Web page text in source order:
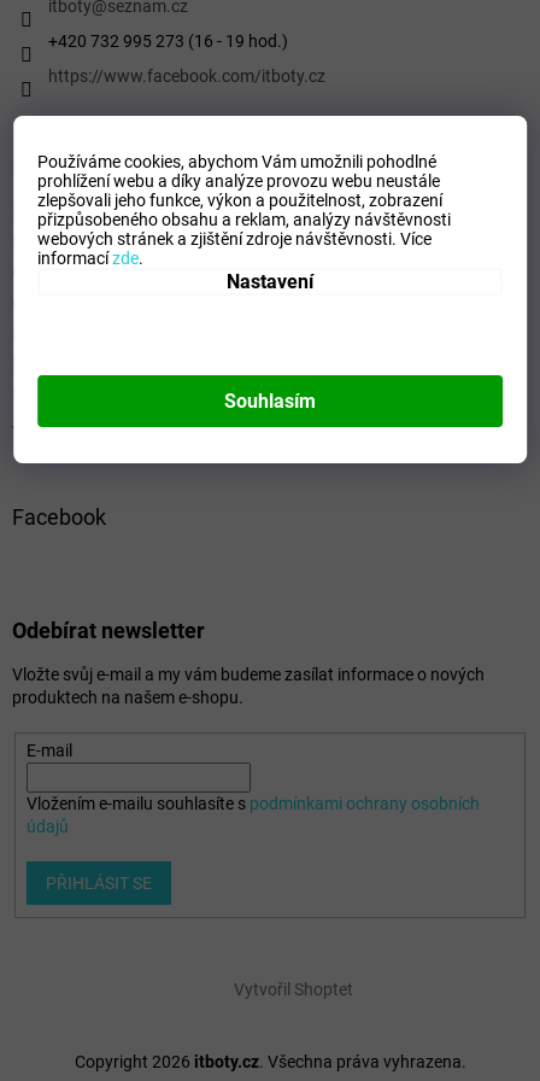
Používáme cookies, abychom Vám umožnili pohodlné
prohlížení webu a díky analýze provozu webu neustále
zlepšovali jeho funkce, výkon a použitelnost,zobrazení
přizpůsobeného obsahu a reklam, analýzy návštěvnosti
webových stránek a zjištění zdroje návštěvnosti.Více
informacízde.
Nastavení
Souhlasím
itboty@seznam.cz
+420 732 995 273 (16 - 19 hod.)
https://www.facebook.com/itboty.cz
Informace pro vás
Kontaktní formulář
Podmínky ochrany osobních údajů
Jak ověřujeme hodnocení a recenze
Facebook
Odebírat newsletter
Vložte svůj e-mail a my vám budeme zasílat informace o nových
produktech na našem e-shopu.
E-mail
Vložením e-mailu souhlasíte s podmínkami ochrany osobních
údajů
PŘIHLÁSIT SE
Vytvořil Shoptet
Copyright 2026 itboty.cz. Všechna práva vyhrazena.